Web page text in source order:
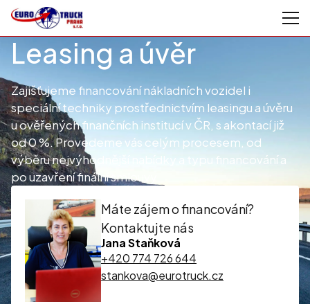
Leasing a úvěr
Zajišťujeme financování nákladních vozidel i
speciální techniky prostřednictvím leasingu a úvěru
u ověřených finančních institucí v ČR, s akontací již
od 0 %. Provedeme vás celým procesem, od
výběru nejvýhodnější nabídky a typu financování a
po uzavření finální smlouvy.
Máte zájem o financování?
Kontaktujte nás
Jana Staňková
+420 774 726 644
stankova@eurotruck.cz